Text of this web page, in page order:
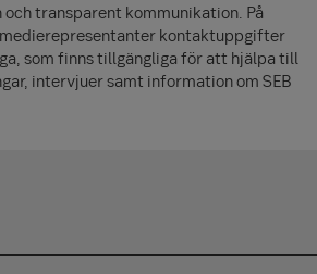
och transparent kommunikation. På
kontaktuppgifter
som finns tillgängliga för att hjälpa till
intervjuer samt information om SEB